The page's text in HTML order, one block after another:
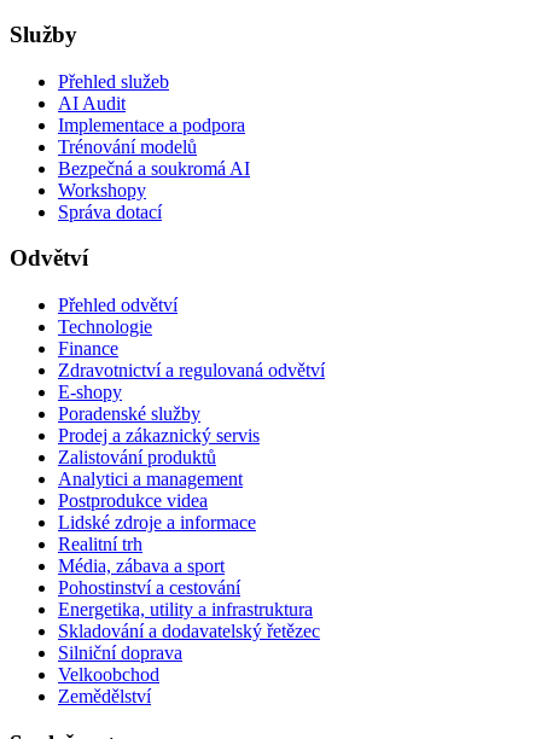
Služby
Přehled služeb
AI Audit
Implementace a podpora
Trénování modelů
Bezpečná a soukromá AI
Workshopy
Správa dotací
Odvětví
Přehled odvětví
Technologie
Finance
Zdravotnictví a regulovaná odvětví
E-shopy
Poradenské služby
Prodej a zákaznický servis
Zalistování produktů
Analytici a management
Postprodukce videa
Lidské zdroje a informace
Realitní trh
Média, zábava a sport
Pohostinství a cestování
Energetika, utility a infrastruktura
Skladování a dodavatelský řetězec
Silniční doprava
Velkoobchod
Zemědělství